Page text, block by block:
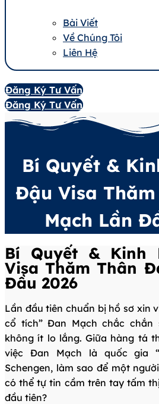
Bài Viết
Về Chúng Tôi
Liên Hệ
Đăng Ký Tư Vấn
Đăng Ký Tư Vấn
Bí Quyết &
Đậu Visa
Mạch Lần
Bí Quyết & Kinh
Visa Thăm Thân
Đầu 2026
Lần đầu tiên chuẩn bị hồ sơ xin
cổ tích” Đan Mạch chắc chắn
không ít lo lắng. Giữa hàng tá
việc Đan Mạch là quốc gia
Schengen, làm sao để một
có thể tự tin cầm trên tay tấm
đầu tiên?